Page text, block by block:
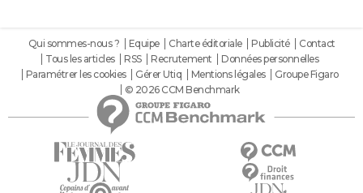
Qui sommes-nous ? Equipe Charte éditoriale Publicité
Contact
Tous les articles
RSS Recrutement
Données personnelles
Paramétrer les cookies
Gérer Utiq Mentions légales
Groupe Figaro
© 2026 CCM Benchmark